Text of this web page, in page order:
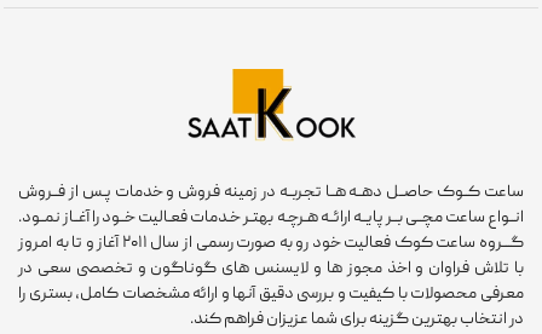
کــوک حاصــل دهــه هــا تجربــه در زمینه فروش و خدمات پـس از فــروش
ساعت مچــی بــر پایــه ارائــه هـرچـه بهتـر خـدمات فعـالیت خــود را آغــاز نمــود.
گـــروه ساعت کوک فعالیت خود رو به صورت رسمی از سال ۲۰۱۱ آغاز و تا به امروز
تلاش فراوان و اخذ مجوز ها و لایسنس های گوناگون و تخصصی سعی در
محصولات با کیفیت و بررسی دقیق آنها و ارائه مشخصات کامل، بستری را
انتخاب بهترین گزینه برای شما عزیزان فراهم کند.